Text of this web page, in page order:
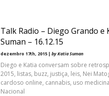
Talk Radio – Diego Grando e
Suman – 16.12.15
dezembro 17th, 2015 | by Katia Suman
Diego e Katia conversam sobre
2015, listas, buzz, justiça, leis, Nei
cardoso online, cannabis, uso
Nacional